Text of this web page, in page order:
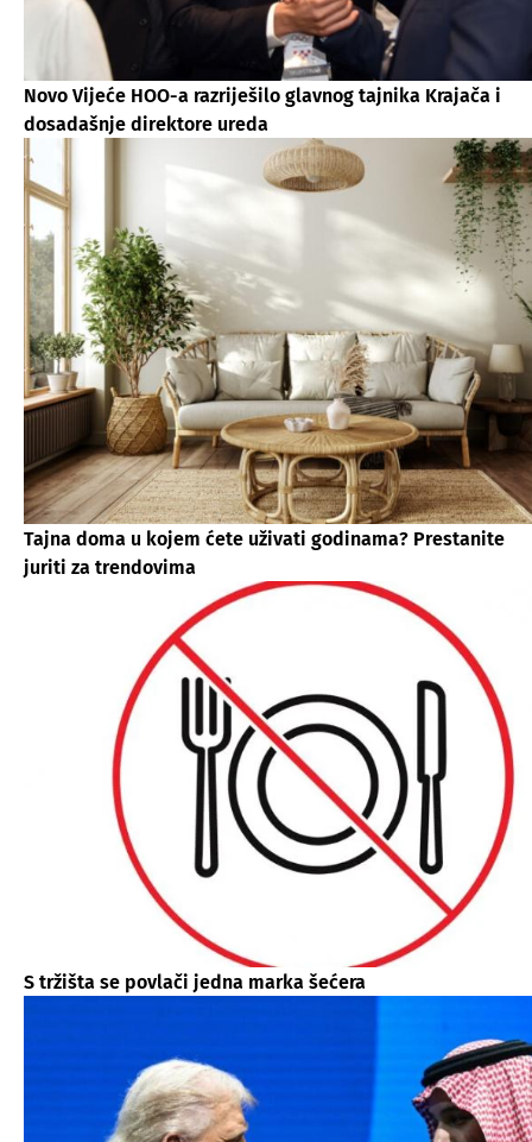
Novo Vijeće HOO-a razriješilo glavnog tajnika Krajača i
dosadašnje direktore ureda
Tajna doma u kojem ćete uživati godinama? Prestanite
juriti za trendovima
S tržišta se povlači jedna marka šećera